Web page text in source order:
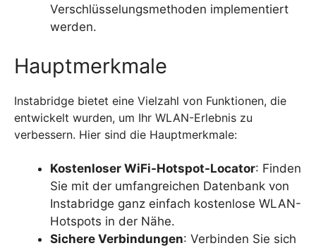
Verschlüsselungsmethoden implementiert
werden.
Hauptmerkmale
Instabridge bietet eine Vielzahl von Funktionen, die
entwickelt wurden, um Ihr WLAN-Erlebnis zu
verbessern. Hier sind die Hauptmerkmale:
Kostenloser WiFi-Hotspot-Locator: Finden
Sie mit der umfangreichen Datenbank von
Instabridge ganz einfach kostenlose WLAN-
Hotspots in der Nähe.
Sichere Verbindungen: Verbinden Sie sich